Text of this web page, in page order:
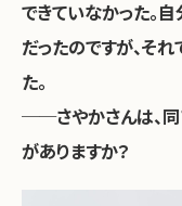
できていなかった。
だったのですが、そ
た。
──さやかさんは、同
がありますか？